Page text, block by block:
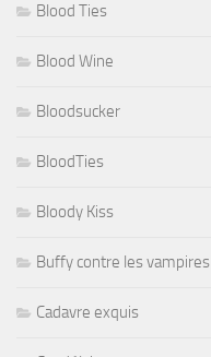
Blood Ties
Blood Wine
Bloodsucker
BloodTies
Bloody Kiss
Buffy contre les vampires
Cadavre exquis